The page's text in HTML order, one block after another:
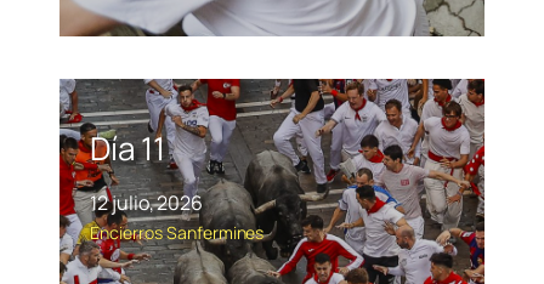
Día 11
12 julio, 2026
Encierros Sanfermines